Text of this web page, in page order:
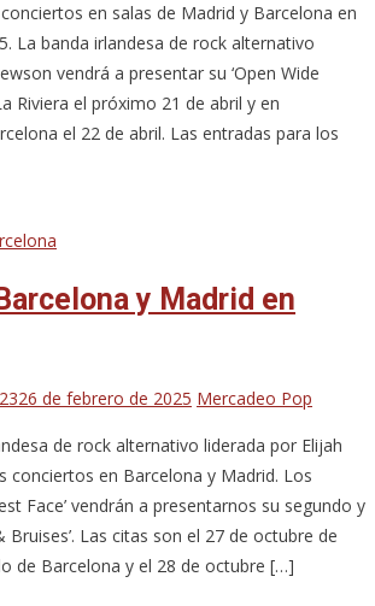
en salas de Madrid y Barcelona en
La banda irlandesa de rock alternativo
vendrá a presentar su ‘Open Wide
Riviera el próximo 21 de abril y en
el 22 de abril. Las entradas para los
y Madrid en
26 de febrero de 2025 Mercadeo Pop
de rock alternativo liderada por Elijah
conciertos en Barcelona y Madrid. Los
Face’ vendrán a presentarnos su segundo y
Bruises’. Las citas son el 27 de octubre de
de Barcelona y el 28 de octubre […]